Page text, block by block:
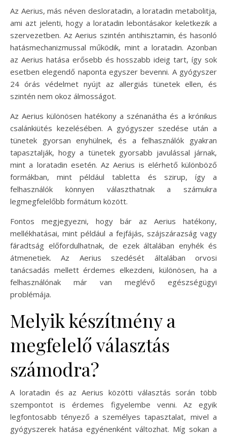
Az Aerius, más néven desloratadin, a loratadin metabolitja,
ami azt jelenti, hogy a loratadin lebontásakor keletkezik a
szervezetben. Az Aerius szintén antihisztamin, és hasonló
hatásmechanizmussal működik, mint a loratadin. Azonban
az Aerius hatása erősebb és hosszabb ideig tart, így sok
esetben elegendő naponta egyszer bevenni. A gyógyszer
24 órás védelmet nyújt az allergiás tünetek ellen, és
szintén nem okoz álmosságot.
Az Aerius különösen hatékony a szénanátha és a krónikus
csalánkiütés kezelésében. A gyógyszer szedése után a
tünetek gyorsan enyhülnek, és a felhasználók gyakran
tapasztalják, hogy a tünetek gyorsabb javulással járnak,
mint a loratadin esetén. Az Aerius is elérhető különböző
formákban, mint például tabletta és szirup, így a
felhasználók könnyen választhatnak a számukra
legmegfelelőbb formátum között.
Fontos megjegyezni, hogy bár az Aerius hatékony,
mellékhatásai, mint például a fejfájás, szájszárazság vagy
fáradtság előfordulhatnak, de ezek általában enyhék és
átmenetiek. Az Aerius szedését általában orvosi
tanácsadás mellett érdemes elkezdeni, különösen, ha a
felhasználónak már van meglévő egészségügyi
problémája.
Melyik készítmény a
megfelelő választás
számodra?
A loratadin és az Aerius közötti választás során több
szempontot is érdemes figyelembe venni. Az egyik
legfontosabb tényező a személyes tapasztalat, mivel a
gyógyszerek hatása egyénenként változhat. Míg sokan a